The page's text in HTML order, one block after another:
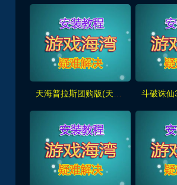
天海普拉斯团购版(天元第四版),仿官复古互通端,一键组队+带全套源码+局域外网教程